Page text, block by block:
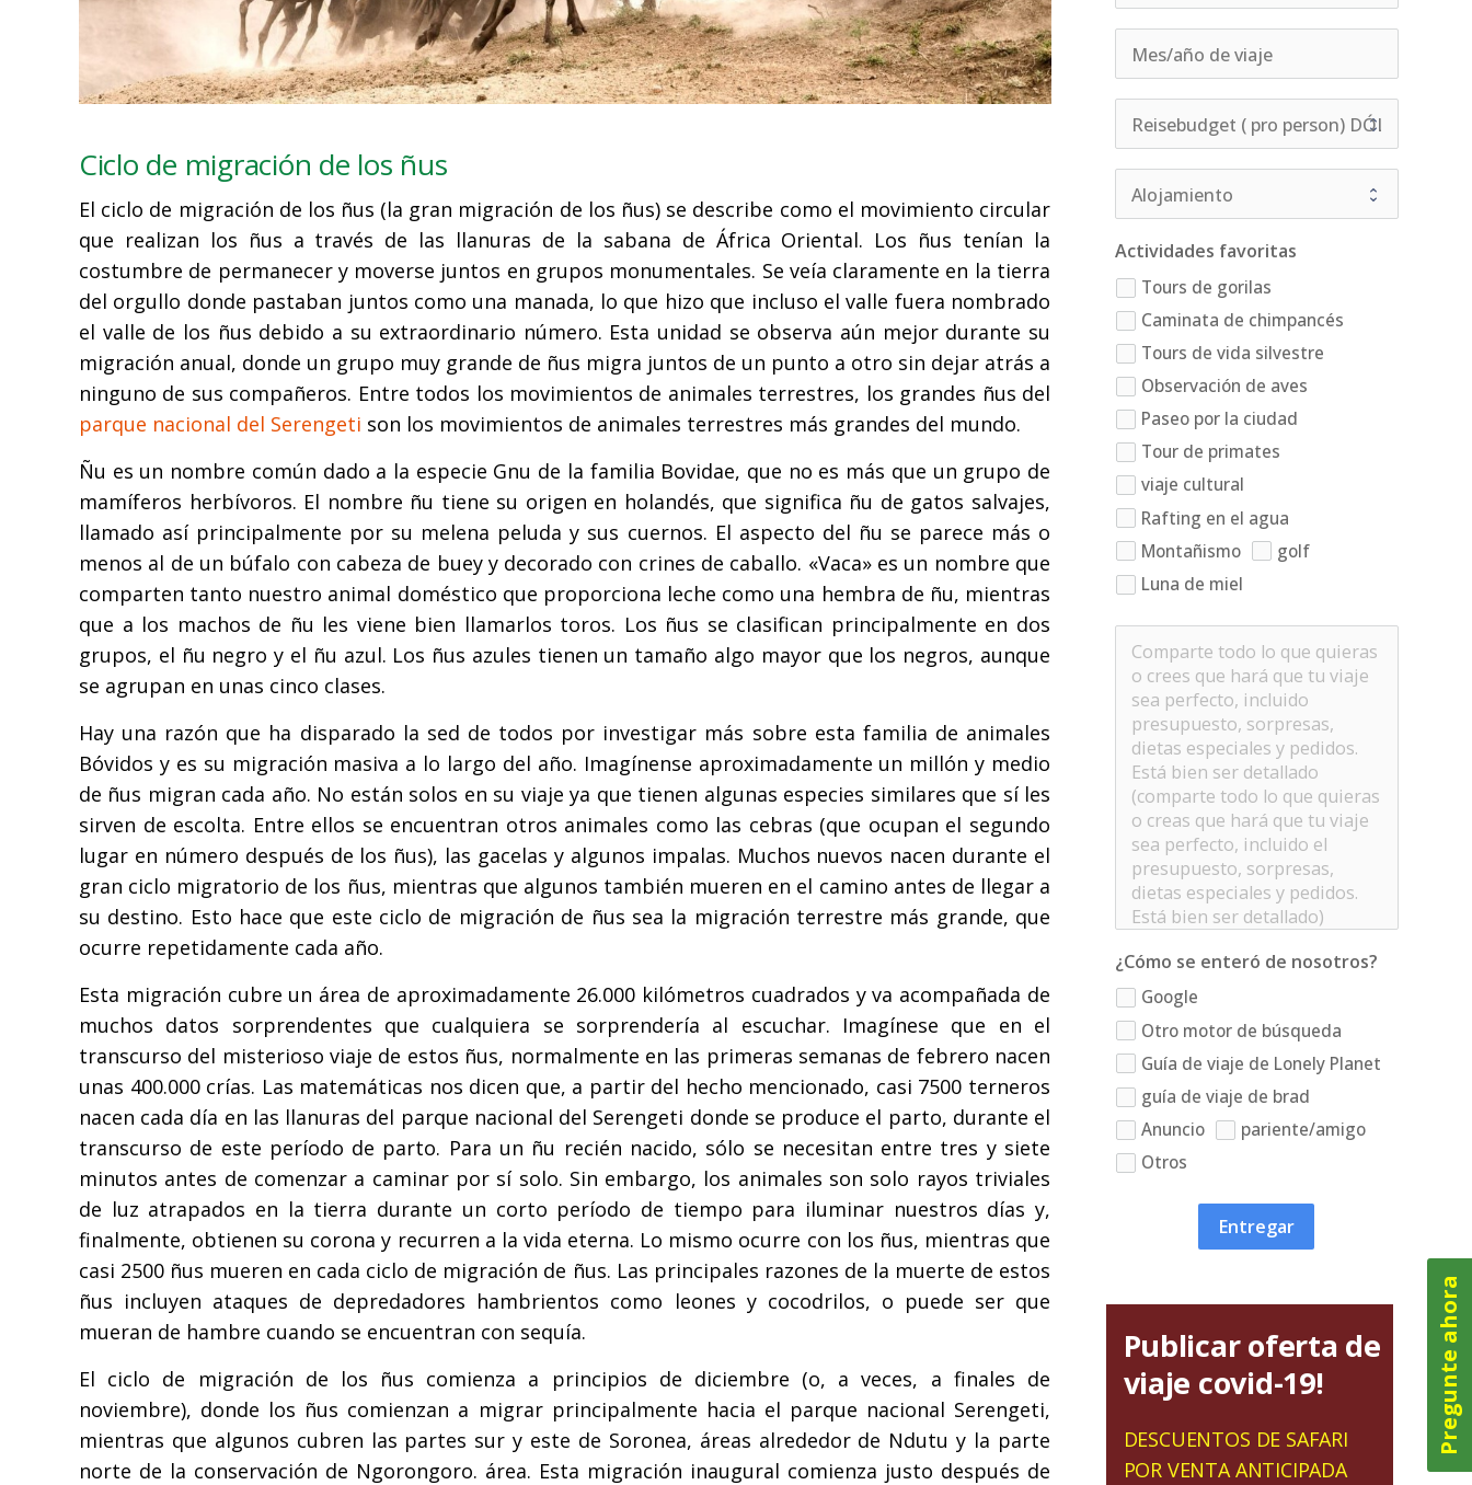
Ciclo de migración de los ñus
El ciclo de migración de los ñus (la gran migración de los ñus) se describe como el movimiento circular
que realizan los ñus a través de las llanuras de la sabana de África Oriental. Los ñus tenían la
costumbre de permanecer y moverse juntos en grupos monumentales. Se veía claramente en la tierra
del orgullo donde pastaban juntos como una manada, lo que hizo que incluso el valle fuera nombrado
el valle de los ñus debido a su extraordinario número. Esta unidad se observa aún mejor durante su
migración anual, donde un grupo muy grande de ñus migra juntos de un punto a otro sin dejar atrás a
ninguno de sus compañeros. Entre todos los movimientos de animales terrestres, los grandes ñus del
parque nacional del Serengeti son los movimientos de animales terrestres más grandes del mundo.
Ñu es un nombre común dado a la especie Gnu de la familia Bovidae, que no es más que un grupo de
mamíferos herbívoros. El nombre ñu tiene su origen en holandés, que significa ñu de gatos salvajes,
llamado así principalmente por su melena peluda y sus cuernos. El aspecto del ñu se parece más o
menos al de un búfalo con cabeza de buey y decorado con crines de caballo. «Vaca» es un nombre que
comparten tanto nuestro animal doméstico que proporciona leche como una hembra de ñu, mientras
que a los machos de ñu les viene bien llamarlos toros. Los ñus se clasifican principalmente en dos
grupos, el ñu negro y el ñu azul. Los ñus azules tienen un tamaño algo mayor que los negros, aunque
se agrupan en unas cinco clases.
Hay una razón que ha disparado la sed de todos por investigar más sobre esta familia de animales
Bóvidos y es su migración masiva a lo largo del año. Imagínense aproximadamente un millón y medio
de ñus migran cada año. No están solos en su viaje ya que tienen algunas especies similares que sí les
sirven de escolta. Entre ellos se encuentran otros animales como las cebras (que ocupan el segundo
lugar en número después de los ñus), las gacelas y algunos impalas. Muchos nuevos nacen durante el
gran ciclo migratorio de los ñus, mientras que algunos también mueren en el camino antes de llegar a
su destino. Esto hace que este ciclo de migración de ñus sea la migración terrestre más grande, que
ocurre repetidamente cada año.
Esta migración cubre un área de aproximadamente 26.000 kilómetros cuadrados y va acompañada de
muchos datos sorprendentes que cualquiera se sorprendería al escuchar. Imagínese que en el
transcurso del misterioso viaje de estos ñus, normalmente en las primeras semanas de febrero nacen
unas 400.000 crías. Las matemáticas nos dicen que, a partir del hecho mencionado, casi 7500 terneros
nacen cada día en las llanuras del parque nacional del Serengeti donde se produce el parto, durante el
transcurso de este período de parto. Para un ñu recién nacido, sólo se necesitan entre tres y siete
minutos antes de comenzar a caminar por sí solo. Sin embargo, los animales son solo rayos triviales
de luz atrapados en la tierra durante un corto período de tiempo para iluminar nuestros días y,
finalmente, obtienen su corona y recurren a la vida eterna. Lo mismo ocurre con los ñus, mientras que
casi 2500 ñus mueren en cada ciclo de migración de ñus. Las principales razones de la muerte de estos
ñus incluyen ataques de depredadores hambrientos como leones y cocodrilos, o puede ser que
mueran de hambre cuando se encuentran con sequía.
El ciclo de migración de los ñus comienza a principios de diciembre (o, a veces, a finales de
noviembre), donde los ñus comienzan a migrar principalmente hacia el parque nacional Serengeti,
mientras que algunos cubren las partes sur y este de Soronea, áreas alrededor de Ndutu y la parte
norte de la conservación de Ngorongoro. área. Esta migración inaugural comienza justo después de
Actividades favoritas
Tours de gorilas
Caminata de chimpancés
Tours de vida silvestre
Observación de aves
Paseo por la ciudad
Tour de primates
viaje cultural
Rafting en el agua
Montañismo
golf
Luna de miel
¿Cómo se enteró de nosotros?
Google
Otro motor de búsqueda
Guía de viaje de Lonely Planet
guía de viaje de brad
Anuncio
pariente/amigo
Otros
Entregar
Publicar oferta de
viaje covid-19!
DESCUENTOS DE SAFARI
POR VENTA ANTICIPADA
Pregunte ahora